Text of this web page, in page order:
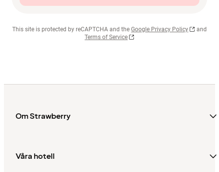
This site is protected by reCAPTCHA and the Google Privacy Policy
and
Terms of Service
Om Strawberry
Våra hotell